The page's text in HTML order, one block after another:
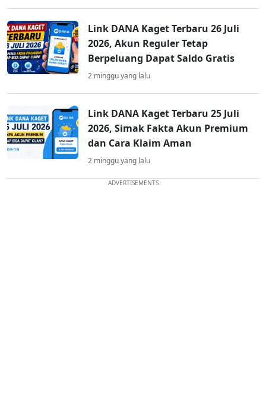
Link DANA Kaget Terbaru 26 Juli
2026, Akun Reguler Tetap
Berpeluang Dapat Saldo Gratis
2 minggu yang lalu
Link DANA Kaget Terbaru 25 Juli
2026, Simak Fakta Akun Premium
dan Cara Klaim Aman
2 minggu yang lalu
ADVERTISEMENTS